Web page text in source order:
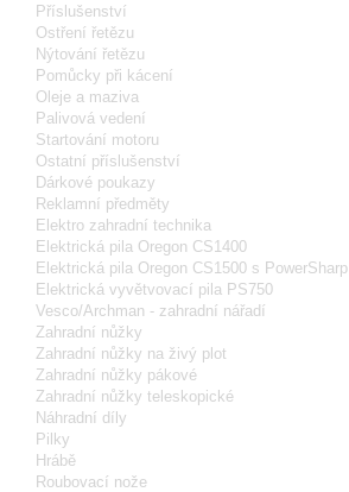
Příslušenství
Ostření řetězu
Nýtování řetězu
Pomůcky při kácení
Oleje a maziva
Palivová vedení
Startování motoru
Ostatní příslušenství
Dárkové poukazy
Reklamní předměty
Elektro zahradní technika
Elektrická pila Oregon CS1400
Elektrická pila Oregon CS1500 s PowerSharp
Elektrická vyvětvovací pila PS750
Vesco/Archman - zahradní nářadí
Zahradní nůžky
Zahradní nůžky na živý plot
Zahradní nůžky pákové
Zahradní nůžky teleskopické
Náhradní díly
Pilky
Hrábě
Roubovací nože